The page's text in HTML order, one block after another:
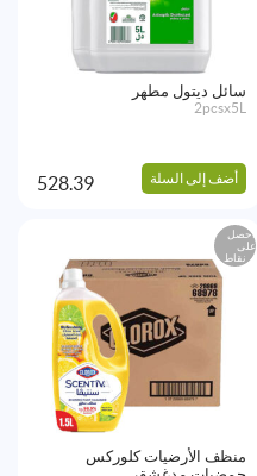
سائل ديتول مطهر
2pcsx5L
أضف إلى السلة 528.39
احصل
على
نقاط
منظف الأرضيات كلوركس